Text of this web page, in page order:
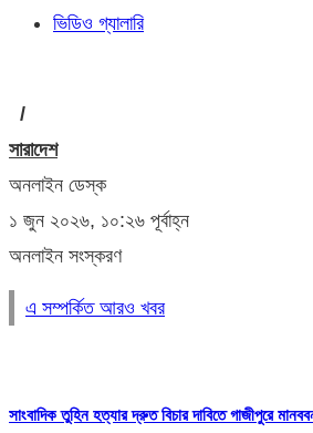
ভিডিও গ্যালারি
/
সারাদেশ
অনলাইন ডেস্ক
১ জুন ২০২৬, ১০:২৬ পূর্বাহ্ন
অনলাইন সংস্করণ
এ সম্পর্কিত আরও খবর
সাংবাদিক তুহিন হত্যার দ্রুত বিচার দাবিতে গাজীপুরে